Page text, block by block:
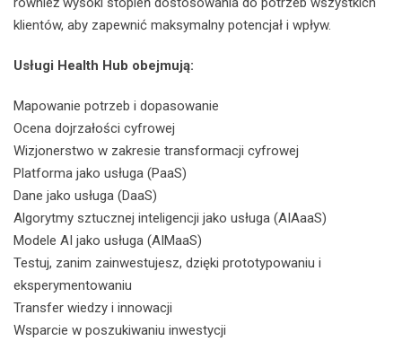
klientów, aby zapewnić maksymalny potencjał i wpływ.
Usługi Health Hub obejmują:
Mapowanie potrzeb i dopasowanie
Ocena dojrzałości cyfrowej
Wizjonerstwo w zakresie transformacji cyfrowej
Platforma jako usługa (PaaS)
Dane jako usługa (DaaS)
Algorytmy sztucznej inteligencji jako usługa (AIAaaS)
Modele AI jako usługa (AIMaaS)
Testuj, zanim zainwestujesz, dzięki prototypowaniu i
eksperymentowaniu
Transfer wiedzy i innowacji
Wsparcie w poszukiwaniu inwestycji